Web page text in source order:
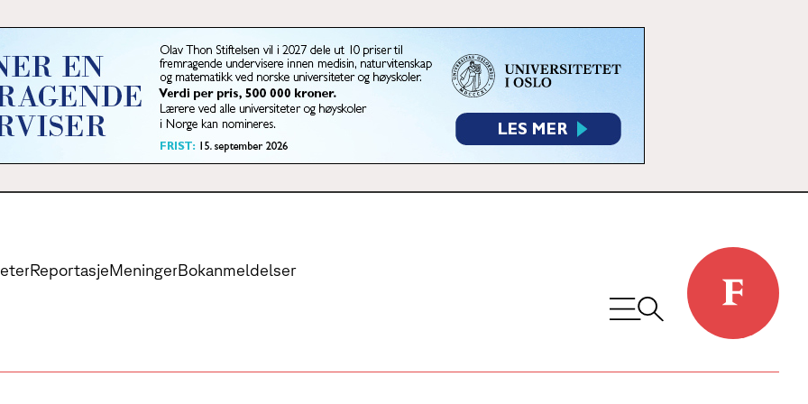
ReportasjeMeningerBokanmeldelser